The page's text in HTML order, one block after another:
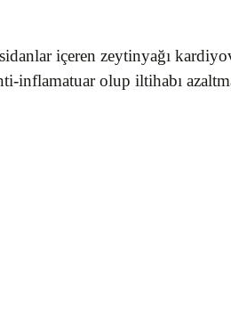
içeren zeytinyağı
inflamatuar olup iltihabı